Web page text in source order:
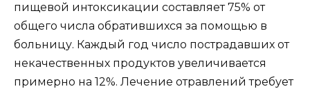
пищевой интоксикации составляет 75% от
общего числа обратившихся за помощью в
больницу. Каждый год число пострадавших от
некачественных продуктов увеличивается
примерно на 12%. Лечение отравлений требует